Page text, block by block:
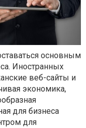
основным
Иностранных
веб-сайты и
экономика,
для бизнеса
для